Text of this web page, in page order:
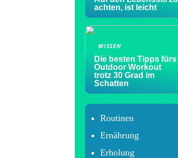
achten, ist leicht
WISSEN
Die besten Tipps fürs
Outdoor Workout
trotz 30 Grad im
Schatten
Routinen
Ernährung
Erholung